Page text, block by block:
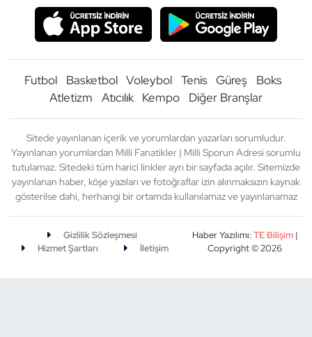
Futbol Basketbol Voleybol Tenis Güreş
Boks
Atletizm
Atıcılık Kempo Diğer Branşlar
Sitede yayınlanan içerik ve yorumlardan yazarları sorumludur.
Yayınlanan yorumlardan Milli Fanatikler | Milli Sporun Adresi sorumlu
tutulamaz. Sitedeki tüm harici linkler ayrı bir sayfada açılır. Sitemizde
yayınlanan haber, köşe yazıları ve fotoğraflar izin alınmaksızın kaynak
gösterilse dahi, herhangi bir ortamda kullanılamaz ve yayınlanamaz
Gizlilik Sözleşmesi
Hizmet Şartları
İletişim
Haber Yazılımı:TE Bilişim|
Copyright © 2026